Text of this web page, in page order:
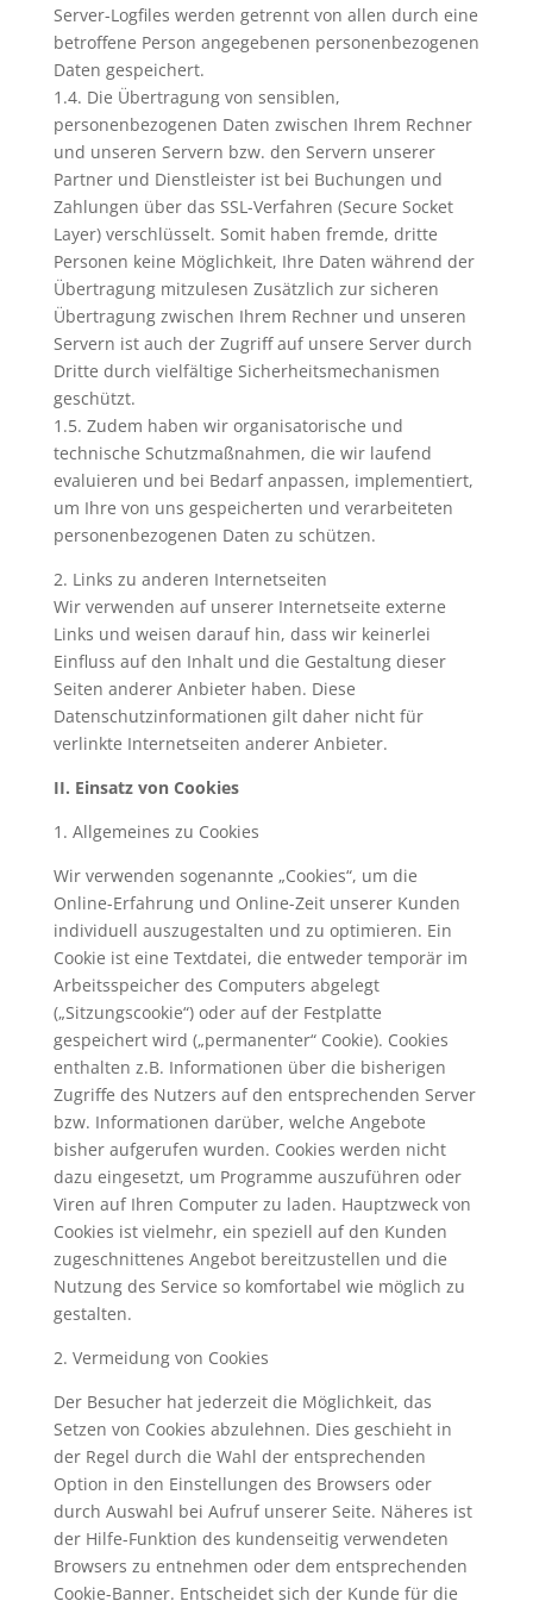
Server-Logfiles werden getrennt von allen durch eine
betroffene Person angegebenen personenbezogenen
Daten gespeichert.
1.4. Die Übertragung von sensiblen,
personenbezogenen Daten zwischen Ihrem Rechner
und unseren Servern bzw. den Servern unserer
Partner und Dienstleister ist bei Buchungen und
Zahlungen über das SSL-Verfahren (Secure Socket
Layer) verschlüsselt. Somit haben fremde, dritte
Personen keine Möglichkeit, Ihre Daten während der
Übertragung mitzulesen Zusätzlich zur sicheren
Übertragung zwischen Ihrem Rechner und unseren
Servern ist auch der Zugriff auf unsere Server durch
Dritte durch vielfältige Sicherheitsmechanismen
geschützt.
1.5. Zudem haben wir organisatorische und
technische Schutzmaßnahmen, die wir laufend
evaluieren und bei Bedarf anpassen, implementiert,
um Ihre von uns gespeicherten und verarbeiteten
personenbezogenen Daten zu schützen.
2. Links zu anderen Internetseiten
Wir verwenden auf unserer Internetseite externe
Links und weisen darauf hin, dass wir keinerlei
Einfluss auf den Inhalt und die Gestaltung dieser
Seiten anderer Anbieter haben. Diese
Datenschutzinformationen gilt daher nicht für
verlinkte Internetseiten anderer Anbieter.
II. Einsatz von Cookies
1. Allgemeines zu Cookies
Wir verwenden sogenannte „Cookies“, um die
Online-Erfahrung und Online-Zeit unserer Kunden
individuell auszugestalten und zu optimieren. Ein
Cookie ist eine Textdatei, die entweder temporär im
Arbeitsspeicher des Computers abgelegt
(„Sitzungscookie“) oder auf der Festplatte
gespeichert wird („permanenter“ Cookie). Cookies
enthalten z.B. Informationen über die bisherigen
Zugriffe des Nutzers auf den entsprechenden Server
bzw. Informationen darüber, welche Angebote
bisher aufgerufen wurden. Cookies werden nicht
dazu eingesetzt, um Programme auszuführen oder
Viren auf Ihren Computer zu laden. Hauptzweck von
Cookies ist vielmehr, ein speziell auf den Kunden
zugeschnittenes Angebot bereitzustellen und die
Nutzung des Service so komfortabel wie möglich zu
gestalten.
2. Vermeidung von Cookies
Der Besucher hat jederzeit die Möglichkeit, das
Setzen von Cookies abzulehnen. Dies geschieht in
der Regel durch die Wahl der entsprechenden
Option in den Einstellungen des Browsers oder
durch Auswahl bei Aufruf unserer Seite. Näheres ist
der Hilfe-Funktion des kundenseitig verwendeten
Browsers zu entnehmen oder dem entsprechenden
Cookie-Banner. Entscheidet sich der Kunde für die